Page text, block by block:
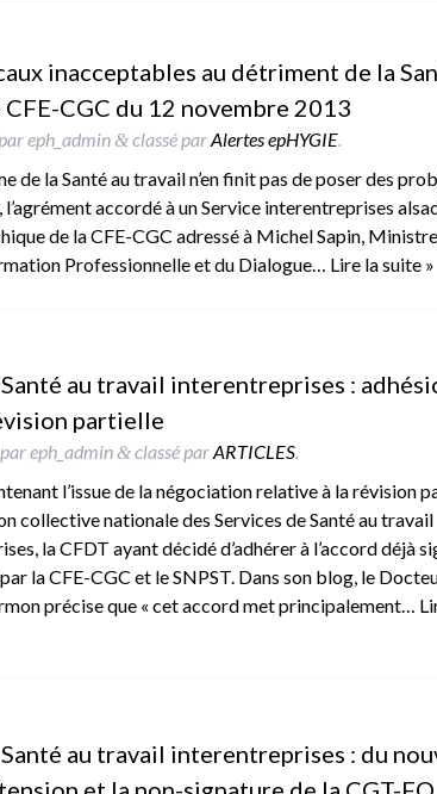
inacceptables au détriment de la
CGC du 12 novembre 2013
pareph_admin &classé parAlertes epHYGIE.
de la Santé au travail n’en finit pas de poser des
accordé à un Service interentreprises
de la CFE-CGC adressé à Michel Sapin,
Professionnelle et du Dialogue… Lire la suite »
au travail interentreprises :
partielle
pareph_admin &classé parARTICLES.
l’issue de la négociation relative à la révision
collective nationale des Services de Santé au travail
la CFDT ayant décidé d’adhérer à l’accord déjà
la CFE-CGC et le SNPST. Dans son blog, le
précise que « cet accord met principalement…
au travail interentreprises : du